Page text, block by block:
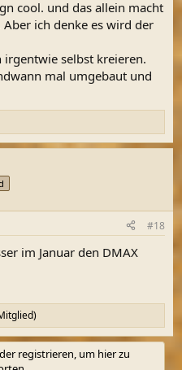
cool. und das allein macht
ich denke es wird der
selbst kreieren.
mal umgebaut und
#18
im Januar den DMAX
registrieren, um hier zu